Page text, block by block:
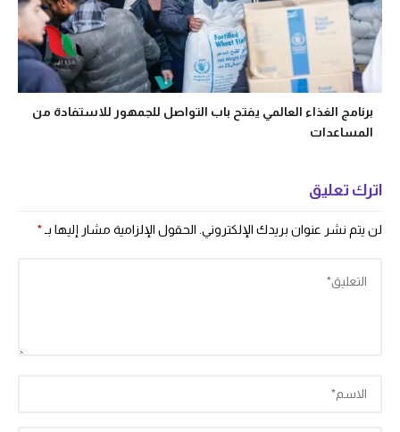
برنامج الغذاء العالمي يفتح باب التواصل للجمهور للاستفادة من
المساعدات
اترك تعليق
لن يتم نشر عنوان بريدك الإلكتروني. الحقول الإلزامية مشار إليها بـ *